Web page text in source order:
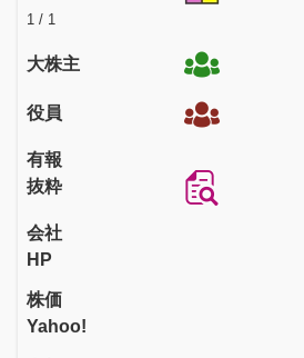
1 / 1
大株主
役員
有報
抜粋
会社
HP
株価
Yahoo!